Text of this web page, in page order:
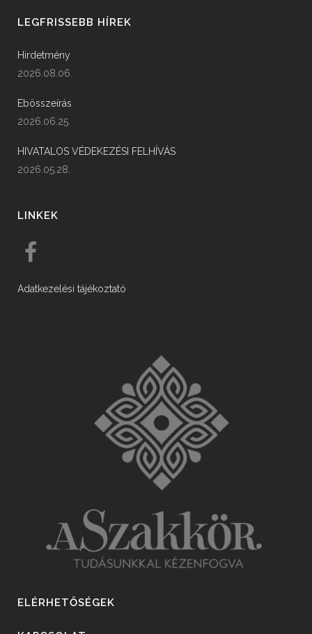
LEGFRISSEBB HÍREK
Hirdetmény
2026.08.06.
Ebösszeírás
2026.06.25.
HIVATALOS VÉDEKEZÉSI FELHÍVÁS
2026.05.28.
LINKEK
Adatkezelési tájékoztató
ELÉRHETŐSÉGEK